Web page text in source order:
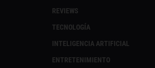
REVIEWS
TECNOLOGÍA
INTELIGENCIA ARTIFICIAL
ENTRETENIMIENTO